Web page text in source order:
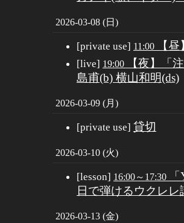
2026-03-08 (日)
[private use] 11:00 【
[live] 19:00 【夜】「
島甫(b) 横山和明(ds)
2026-03-09 (月)
[private use] 貸切
2026-03-10 (火)
[lesson] 16:00～17:30
日で弾けるウクレレ
2026-03-13 (金)